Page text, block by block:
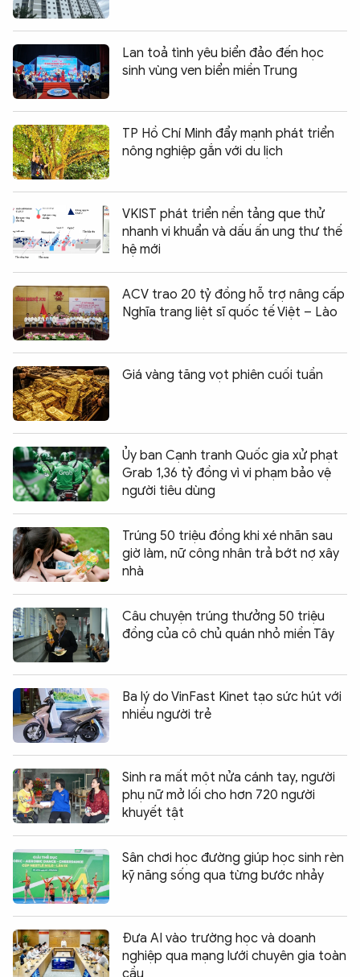
Lan toả tình yêu biển đảo đến học
sinh vùng ven biển miền Trung
TP Hồ Chí Minh đẩy mạnh phát triển
nông nghiệp gắn với du lịch
VKIST phát triển nền tảng que thử
nhanh vi khuẩn và dấu ấn ung thư thế
hệ mới
ACV trao 20 tỷ đồng hỗ trợ nâng cấp
Nghĩa trang liệt sĩ quốc tế Việt – Lào
Giá vàng tăng vọt phiên cuối tuần
Ủy ban Cạnh tranh Quốc gia xử phạt
Grab 1,36 tỷ đồng vì vi phạm bảo vệ
người tiêu dùng
Trúng 50 triệu đồng khi xé nhãn sau
giờ làm, nữ công nhân trả bớt nợ xây
nhà
Câu chuyện trúng thưởng 50 triệu
đồng của cô chủ quán nhỏ miền Tây
Ba lý do VinFast Kinet tạo sức hút với
nhiều người trẻ
Sinh ra mất một nửa cánh tay, người
phụ nữ mở lối cho hơn 720 người
khuyết tật
Sân chơi học đường giúp học sinh rèn
kỹ năng sống qua từng bước nhảy
Đưa AI vào trường học và doanh
nghiệp qua mạng lưới chuyên gia toàn